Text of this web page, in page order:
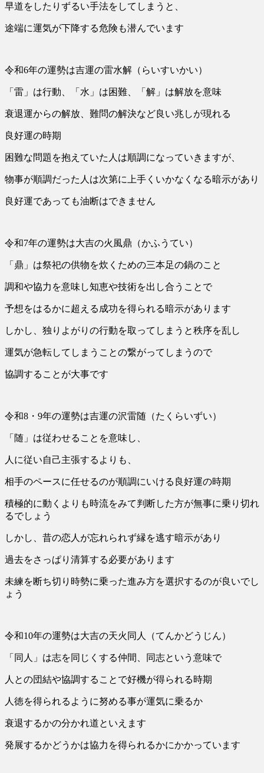
早道をしたりずるい手法をしてしまうと、
途端に運気が下降する危険も潜んでいます
令和6年の運勢は吉運の雷水解（らいすいかい）
「雷」は行動、「水」は困難、「解」は解放を意味
衰退運からの解放、難問の解決など良い兆しが現れる
良好運の時期
困難な問題を抱えていた人は順調になっていきますが、
物事が順調だった人は次第に上手くいかなくなる暗示があり
良好運であっても油断はできません
令和7年の運勢は大吉の火風鼎（かふうてい）
「鼎」は祭祀の供物を炊くための三本足の鍋のこと
調和や協力を意味し知恵や技術を出し合うことで
予想をはるかに超える成功を得られる暗示があります
しかし、独りよがりの行動を取ってしまうと秩序を乱し
運気が急転してしまうことの繋がってしまうので
協調することが大事です
令和8・9年の運勢は吉運の沢雷随（たくらいずい）
「随」は従わせることを意味し、
人に従い自己主張するよりも、
相手のペースに任せるのが順調にいける良好運の時期
積極的に動くよりも時流をみて判断した方が無事に乗り切れ
るでしょう
しかし、昔の恋人が忘れられず縁を逃す暗示があり
過去をさっぱり清算する必要があります
未練を断ち切り時勢に乗った進み方を選択するのが良いでし
ょう
令和10年の運勢は大吉の天火同人（てんかどうじん）
「同人」は志を同じくする仲間、同志という意味で
人との団結や協調することで好機が得られる時期
人徳を得られるように努める事が運気に乗るか
衰退するかの分かれ道といえます
発展するかどうかは協力を得られるかにかかっています